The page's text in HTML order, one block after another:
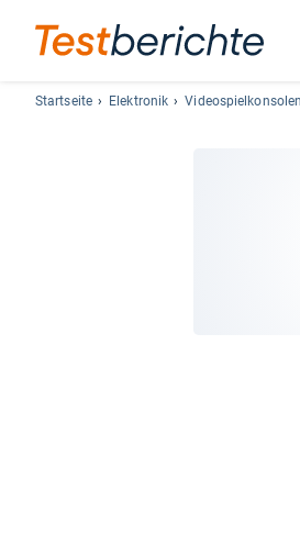
Startseite Elektronik Videospielkonsolen